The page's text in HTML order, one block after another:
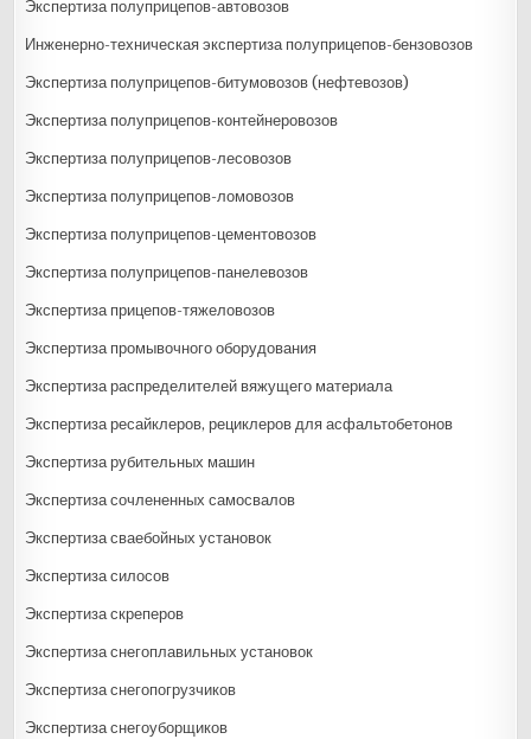
Экспертиза полуприцепов-автовозов
Инженерно-техническая экспертиза полуприцепов-бензовозов
Экспертиза полуприцепов-битумовозов (нефтевозов)
Экспертиза полуприцепов-контейнеровозов
Экспертиза полуприцепов-лесовозов
Экспертиза полуприцепов-ломовозов
Экспертиза полуприцепов-цементовозов
Экспертиза полуприцепов-панелевозов
Экспертиза прицепов-тяжеловозов
Экспертиза промывочного оборудования
Экспертиза распределителей вяжущего материала
Экспертиза ресайклеров, рециклеров для асфальтобетонов
Экспертиза рубительных машин
Экспертиза сочлененных самосвалов
Экспертиза сваебойных установок
Экспертиза силосов
Экспертиза скреперов
Экспертиза снегоплавильных установок
Экспертиза снегопогрузчиков
Экспертиза снегоуборщиков